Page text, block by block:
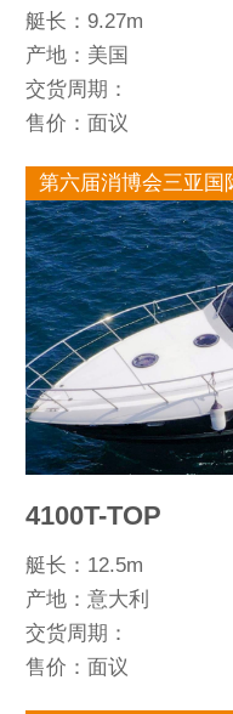
艇长：9.27m
产地：美国
交货周期：
售价：面议
第六届消博会三亚国
4100T-TOP
艇长：12.5m
产地：意大利
交货周期：
售价：面议